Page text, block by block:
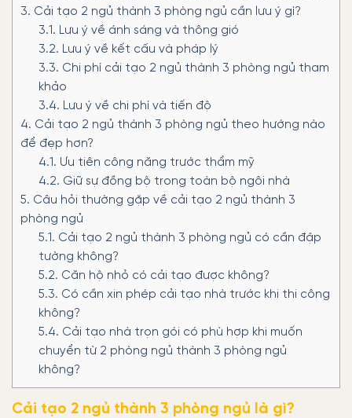
3. Cải tạo 2 ngủ thành 3 phòng ngủ cần lưu ý gì?
3.1. Lưu ý về ánh sáng và thông gió
3.2. Lưu ý về kết cấu và pháp lý
3.3. Chi phí cải tạo 2 ngủ thành 3 phòng ngủ tham
khảo
3.4. Lưu ý về chi phí và tiến độ
4. Cải tạo 2 ngủ thành 3 phòng ngủ theo hướng nào
để đẹp hơn?
4.1. Ưu tiên công năng trước thẩm mỹ
4.2. Giữ sự đồng bộ trong toàn bộ ngôi nhà
5. Câu hỏi thường gặp về cải tạo 2 ngủ thành 3
phòng ngủ
5.1. Cải tạo 2 ngủ thành 3 phòng ngủ có cần đập
tường không?
5.2. Căn hộ nhỏ có cải tạo được không?
5.3. Có cần xin phép cải tạo nhà trước khi thi công
không?
5.4. Cải tạo nhà trọn gói có phù hợp khi muốn
chuyển từ 2 phòng ngủ thành 3 phòng ngủ
không?
Cải tạo 2 ngủ thành 3 phòng ngủ là gì?